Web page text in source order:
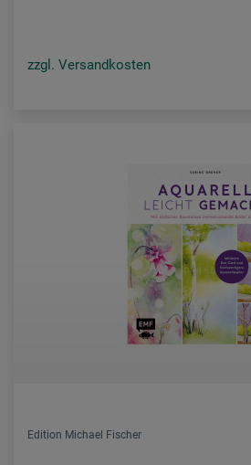
zzgl. Versandkosten
Edition Michael Fischer